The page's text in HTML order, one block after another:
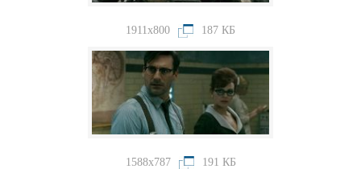
1911x800 187 КБ
1588x787 191 КБ